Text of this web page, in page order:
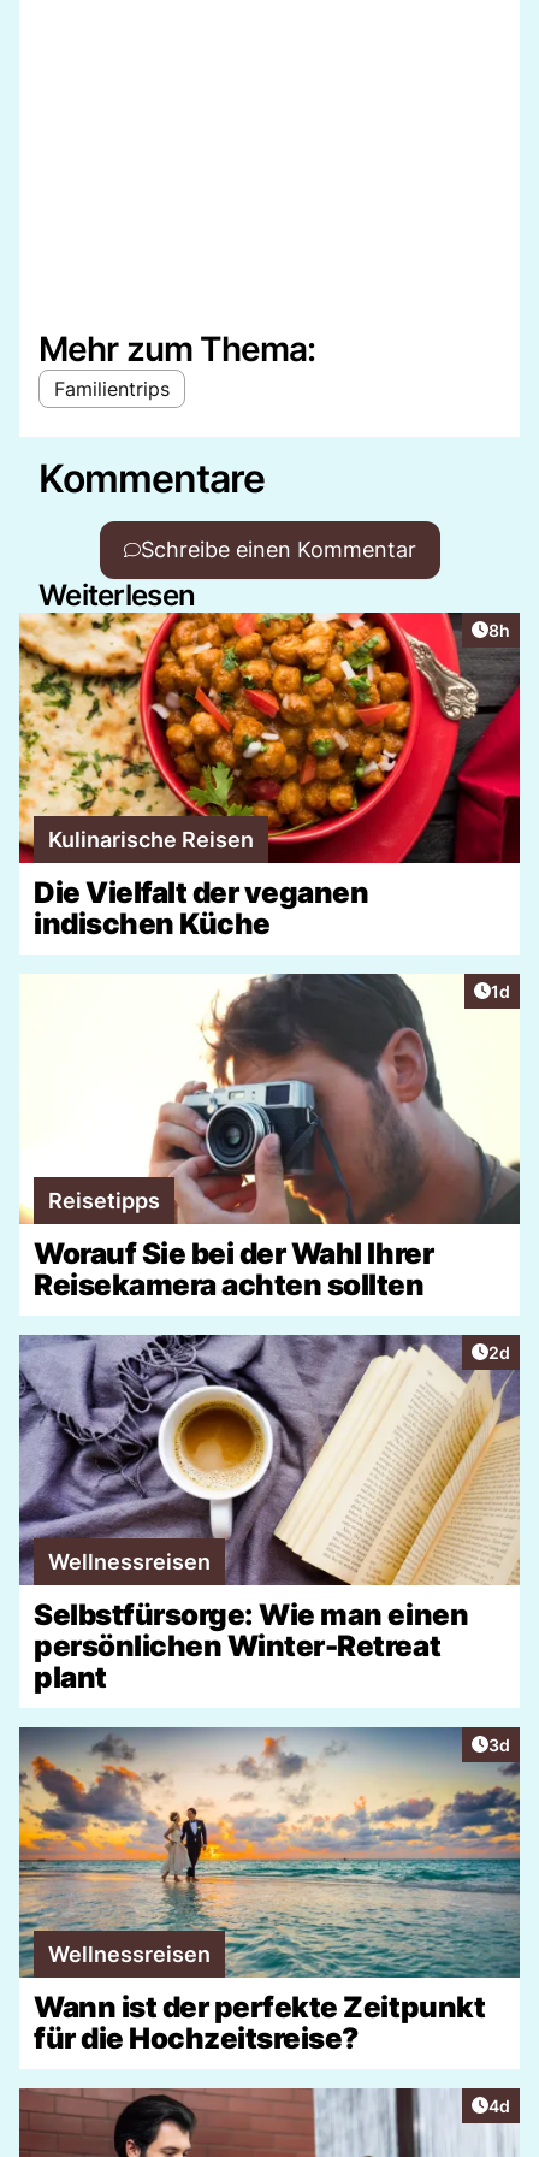
Mehr zum Thema:
Familientrips
Kommentare
Schreibe einen Kommentar
Weiterlesen
8h
Kulinarische Reisen
Die Vielfalt der veganen
indischen Küche
1d
Reisetipps
Worauf Sie bei der Wahl Ihrer
Reisekamera achten sollten
2d
Wellnessreisen
Selbstfürsorge: Wie man einen
persönlichen Winter-Retreat
plant
3d
Wellnessreisen
Wann ist der perfekte Zeitpunkt
für die Hochzeitsreise?
4d